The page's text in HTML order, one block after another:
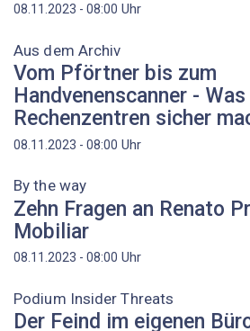
08.11.2023 - 08:00 Uhr
Aus dem Archiv
Vom Pförtner bis zum
Handvenenscanner - Was
Rechenzentren sicher
08.11.2023 - 08:00 Uhr
By the way
Zehn Fragen an Renato
Mobiliar
08.11.2023 - 08:00 Uhr
Podium Insider Threats
Der Feind im eigenen